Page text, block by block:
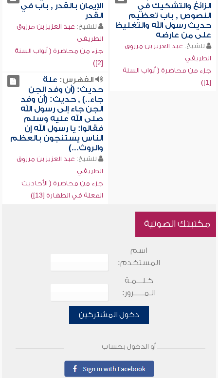
الزائغ والتشكيك في
النصوص , باب تعظيم
حديث رسول الله والتغليظ
على من عارضه
للشيخ: عبد العزيز بن مرزوق
الطريفي
جزء من محاضرة ( أبواب السنة
[1])
الإيمان بالقدر , باب في
القدر
للشيخ: عبد العزيز بن مرزوق
الطريفي
جزء من محاضرة ( أبواب السنة
[2])
الفهرس: علة
حديث: (أن وفد الجن
جاء..) , حديث: (أن وفد
الجن جاء إلى رسول الله
صلى الله عليه وسلم
فقالوا: يا رسول الله إن
الناس يستنجون بالعظم
والروث...)
للشيخ: عبد العزيز بن مرزوق
الطريفي
جزء من محاضرة ( الأحاديث
المعلة في الطهارة [13])
مكتبتك الصوتية
اسم
المستخدم:
كـلـــمـة
الـمـــــرور:
دخول المشتركين
أو الدخول بحساب